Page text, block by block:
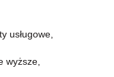
usługowe,
wyższe,